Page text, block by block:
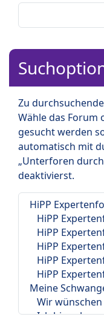
Zu
Wähle das Forum
gesucht werden
automatisch mit
„Unterforen
deaktivierst.